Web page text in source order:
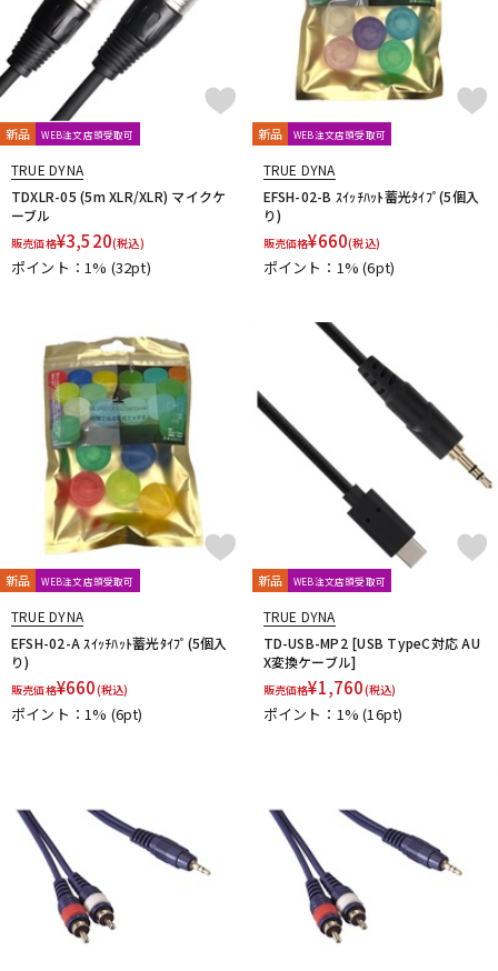
新品 WEB注文店頭受取可
TRUE DYNA
TDXLR-05 (5m XLR/XLR) マイクケ
ーブル
販売価格¥3,520(税込)
ポイント：1% (32pt)
新品 WEB注文店頭受取可
TRUE DYNA
EFSH-02-B ｽｲｯﾁﾊｯﾄ蓄光ﾀｲﾌﾟ(5個入
り)
販売価格¥660(税込)
ポイント：1%(6pt)
新品 WEB注文店頭受取可
TRUE DYNA
EFSH-02-A ｽｲｯﾁﾊｯﾄ蓄光ﾀｲﾌﾟ(5個入
り)
販売価格¥660(税込)
ポイント：1% (6pt)
新品 WEB注文店頭受取可
TRUE DYNA
TD-USB-MP2 [USB TypeC対応 AU
X変換ケーブル]
販売価格¥1,760(税込)
ポイント：1%(16pt)